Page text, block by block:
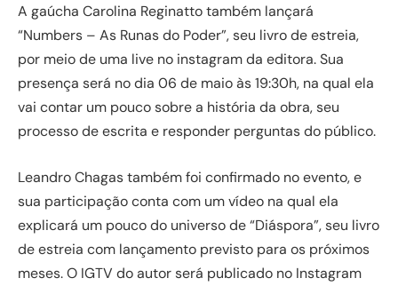
A gaúcha Carolina Reginatto também lançará
“Numbers – As Runas do Poder”, seu livro de estreia,
por meio de uma live no instagram da editora. Sua
presença será no dia 06 de maio às 19:30h, na qual ela
vai contar um pouco sobre a história da obra, seu
processo de escrita e responder perguntas do público.
Leandro Chagas também foi confirmado no evento, e
sua participação conta com um vídeo na qual ela
explicará um pouco do universo de “Diáspora”, seu livro
de estreia com lançamento previsto para os próximos
meses. O IGTV do autor será publicado no Instagram